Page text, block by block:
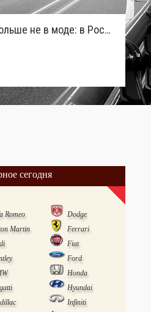
Бензин больше не в моде: в России зафиксирован взрывной отказ от двигателей внутреннего сгорания
сегодня
Romeo
Dodge
Martin
Ferrari
Fiat
Ford
Honda
Hyundai
Infiniti